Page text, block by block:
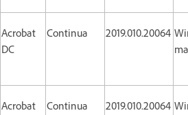
Acrobat
DC
Continua 2019.010.20064
Acrobat
Continua 2019.010.20064